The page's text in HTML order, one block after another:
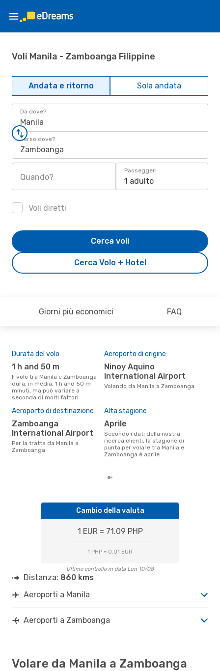
Voli Manila - Zamboanga Filippine
Andata e ritorno Sola andata
Da dove?
Manila
Verso dove?
Zamboanga
Quando?
Passeggeri
1 adulto
Voli diretti
Cerca Volo + Hotel
Cerca voli
Giorni più economici FAQ
Durata del volo
1 h and 50 m
Il volo tra Manila e Zamboanga
dura, in media, 1 h and 50 m
minuti, ma può variare a
seconda di molti fattori
Aeroporto di origine
Ninoy Aquino
International Airport
Volando da Manila a Zamboanga
Aeroporto di destinazione
Zamboanga
International Airport
Per la tratta da Manila a
Zamboanga
Alta stagione
aprile
Secondo i dati della nostra
ricerca clienti, la stagione di
punta per volare tra Manila e
Zamboanga è aprile .
Cambio della valuta
1 EUR = 71.09 PHP
1 PHP = 0.01 EUR
Ultimo controllo in data Lun 10/08
Distanza: 860 kms
Aeroporti a Manila
Aeroporti a Zamboanga
Volare da Manila a Zamboanga